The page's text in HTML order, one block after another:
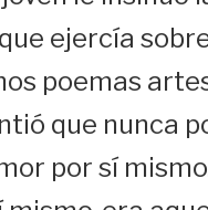
ejercía
poemas
que nunca
por sí